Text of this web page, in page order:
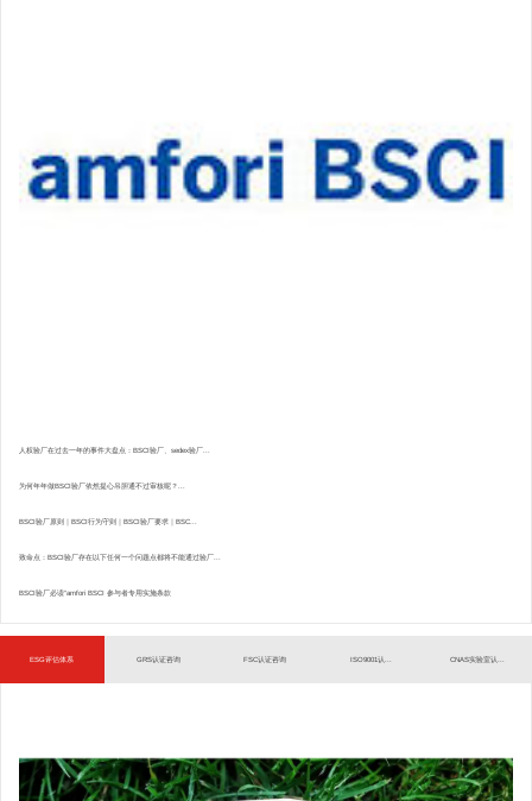
人权验厂在过去一年的事件大盘点：BSCI验厂、sedex验厂...
为何年年做BSCI验厂依然提心吊胆通不过审核呢？...
BSCI验厂原则｜BSCI行为守则｜BSCI验厂要求｜BSC...
致命点：BSCI验厂存在以下任何一个问题点都将不能通过验厂...
BSCI验厂必读”amfori BSCI 参与者专用实施条款
ESG评估体系 GRS认证咨询 FSC认证咨询 ISO9001认... CNAS实验室认...